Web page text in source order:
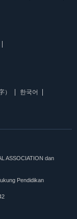
）
한국어
ASSOCIATION dan
Pendidikan